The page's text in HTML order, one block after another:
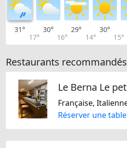
31°
17°
30°
16°
29°
14°
30°
15°
Restaurants recommandés
Réserver une table